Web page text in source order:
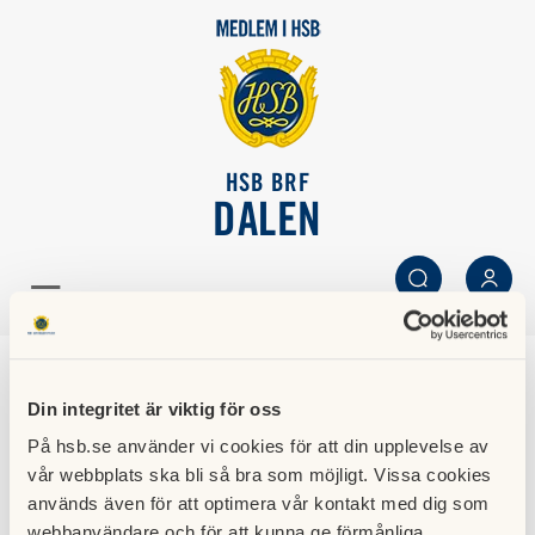
Din integritet är viktig för oss
På hsb.se använder vi cookies för att din upplevelse av
vår webbplats ska bli så bra som möjligt. Vissa cookies
används även för att optimera vår kontakt med dig som
HSB BRF
DALEN
SÖK LOGGA IN
Boendeinformation
Här finner du information som på ett förenklat sätt
beskriver hur olika saker fungerar i föreningen.
Dokumenten kan med fördel skrivas ut så att de är